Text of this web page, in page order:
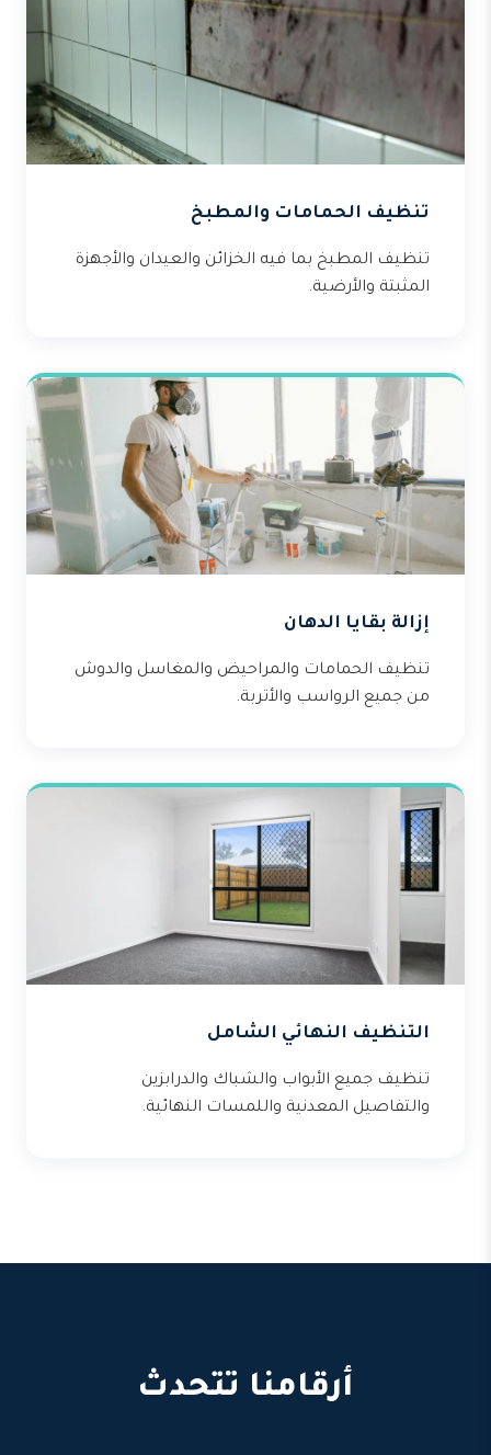
تنظيف الحمامات والمطبخ
تنظيف المطبخ بما فيه الخزائن والعيدان والأجهزة
المثبتة والأرضية.
إزالة بقايا الدهان
تنظيف الحمامات والمراحيض والمغاسل والدوش
من جميع الرواسب والأتربة.
التنظيف النهائي الشامل
تنظيف جميع الأبواب والشباك والدرابزين
والتفاصيل المعدنية واللمسات النهائية.
أرقامنا تتحدث